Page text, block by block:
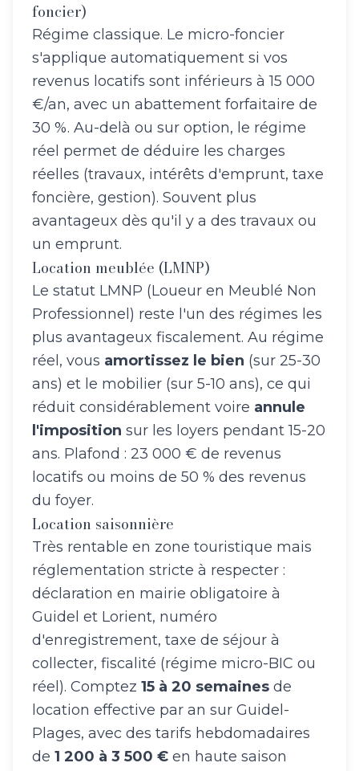
foncier)
Régime classique. Le micro-foncier
s'applique automatiquement si vos
revenus locatifs sont inférieurs à 15 000
€/an, avec un abattement forfaitaire de
30 %. Au-delà ou sur option, le régime
réel permet de déduire les charges
réelles (travaux, intérêts d'emprunt, taxe
foncière, gestion). Souvent plus
avantageux dès qu'il y a des travaux ou
un emprunt.
Location meublée (LMNP)
Le statut LMNP (Loueur en Meublé Non
Professionnel) reste l'un des régimes les
plus avantageux fiscalement. Au régime
réel, vous amortissez le bien (sur 25-30
ans) et le mobilier (sur 5-10 ans), ce qui
réduit considérablement voire annule
l'imposition sur les loyers pendant 15-20
ans. Plafond : 23 000 € de revenus
locatifs ou moins de 50 % des revenus
du foyer.
Location saisonnière
Très rentable en zone touristique mais
réglementation stricte à respecter :
déclaration en mairie obligatoire à
Guidel et Lorient, numéro
d'enregistrement, taxe de séjour à
collecter, fiscalité (régime micro-BIC ou
réel). Comptez 15 à 20 semaines de
location effective par an sur Guidel-
Plages, avec des tarifs hebdomadaires
de 1 200 à 3 500 € en haute saison